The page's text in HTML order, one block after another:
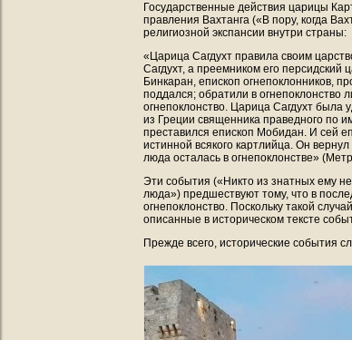
Государственные действия царицы
правления Вахтанга («В пору, когда
религиозной экспансии внутри страны:
«Царица Сагдухт правила своим
Сагдухт, а преемником его
Бинкаран, епископ огнепоклонников,
поддался; обратили в огнепоклонство
огнепоклонство. Царица Сагдухт была
из Греции священника праведного по
преставился епископ Мобидан. И сей
истинной всякого картлийца. Он
люда осталась в огнепоклонстве»
Эти события («Никто из знатных ему
люда») предшествуют тому, что в
огнепоклонство. Поскольку такой
описанные в историческом тексте
Прежде всего, исторические события